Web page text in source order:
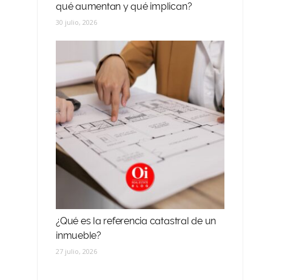
qué aumentan y qué implican?
30 julio, 2026
¿Qué es la referencia catastral de un
inmueble?
27 julio, 2026